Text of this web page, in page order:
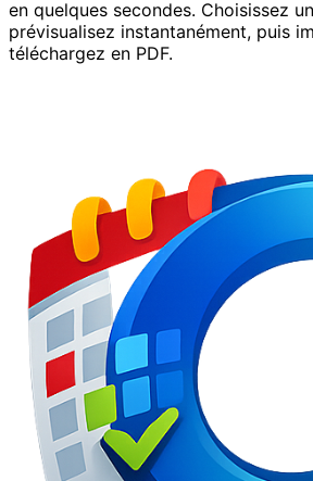
en quelques secondes. Choisissez
prévisualisez instantanément, puis
téléchargez en PDF.